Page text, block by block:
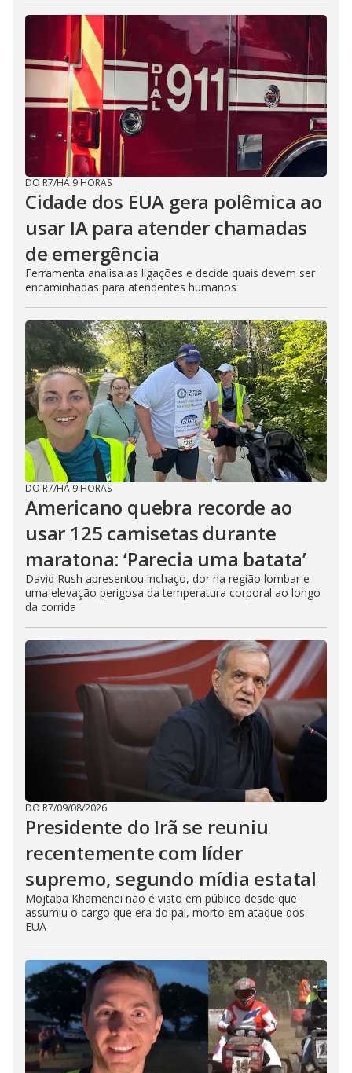
DO R7/HÁ 9 HORAS
Cidade dos EUA gera polêmica ao
usar IA para atender chamadas
de emergência
Ferramenta analisa as ligações e decide quais devem ser
encaminhadas para atendentes humanos
DO R7/HÁ 9 HORAS
Americano quebra recorde ao
usar 125 camisetas durante
maratona: ‘Parecia uma batata’
David Rush apresentou inchaço, dor na região lombar e
uma elevação perigosa da temperatura corporal ao longo
da corrida
DO R7/09/08/2026
Presidente do Irã se reuniu
recentemente com líder
supremo, segundo mídia estatal
Mojtaba Khamenei não é visto em público desde que
assumiu o cargo que era do pai, morto em ataque dos
EUA